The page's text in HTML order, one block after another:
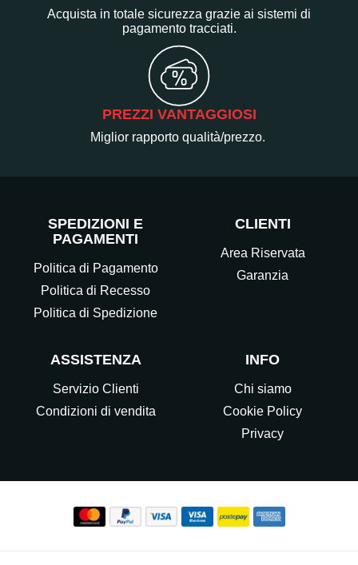
Acquista in totale sicurezza grazie ai sistemi di
pagamento tracciati.
PREZZI VANTAGGIOSI
Miglior rapporto qualità/prezzo.
SPEDIZIONI E
PAGAMENTI
Politica di Pagamento
Politica di Recesso
Politica di Spedizione
CLIENTI
Area Riservata
Garanzia
ASSISTENZA
Servizio Clienti
Condizioni di vendita
INFO
Chi siamo
Cookie Policy
Privacy